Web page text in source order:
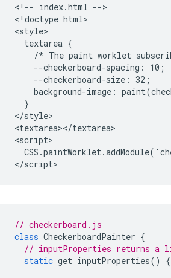
<!-- index.html -->
<!doctype html>
<style>
  textarea {
/* The paint worklet
    --checkerboard-spacing: 10;
    --checkerboard-size: 32;
background-image:
  }
</style>
<textarea></textarea>
<script>
// checkerboard.js
class CheckerboardPainter {
// inputProperties returns a
static get inputProperties() {